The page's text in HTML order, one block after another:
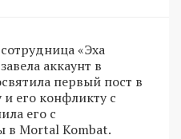
«Эха
аккаунт в
первый пост в
его конфликту с
его с
в Mortal Kombat.